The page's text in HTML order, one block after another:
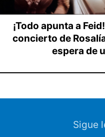
¡Todo apunta a
concierto de
espera de
Sigue